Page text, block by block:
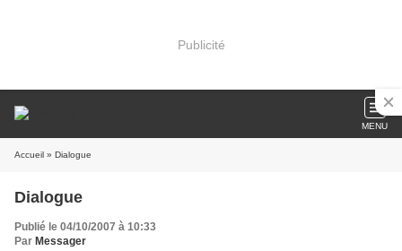
Publicité
MENU
Accueil » Dialogue
Dialogue
Publié le 04/10/2007 à 10:33
Par Messager